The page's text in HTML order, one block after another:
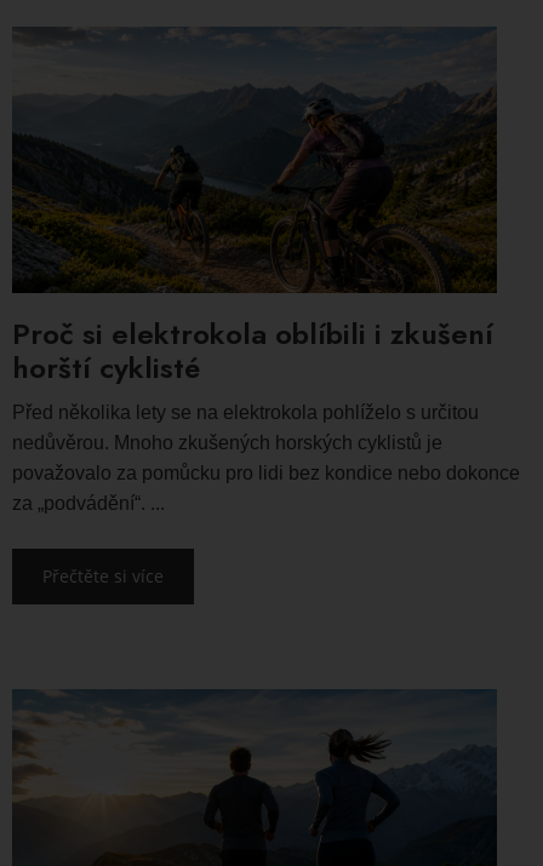
Proč si elektrokola oblíbili i zkušení
horští cyklisté
Před několika lety se na elektrokola pohlíželo s určitou
nedůvěrou. Mnoho zkušených horských cyklistů je
považovalo za pomůcku pro lidi bez kondice nebo dokonce
za „podvádění“. ...
Přečtěte si více